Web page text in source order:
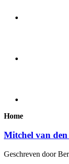
Home
Mitchel van
Geschreven door